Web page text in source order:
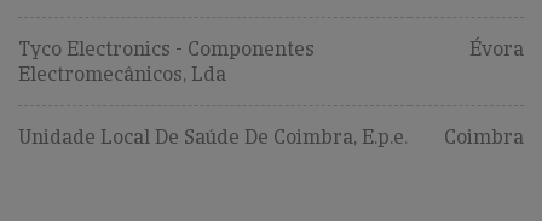
Tyco Electronics - Componentes
Electromecânicos, Lda
Évora
Unidade Local De Saúde De Coimbra, E.p.e. Coimbra